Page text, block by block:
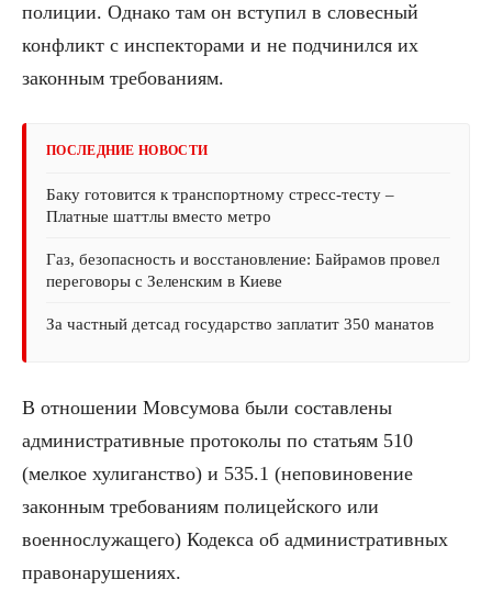
полиции. Однако там он вступил в словесный
конфликт с инспекторами и не подчинился их
законным требованиям.
ПОСЛЕДНИЕ НОВОСТИ
Баку готовится к транспортному стресс-тесту –
Платные шаттлы вместо метро
Газ, безопасность и восстановление: Байрамов провел
переговоры с Зеленским в Киеве
За частный детсад государство заплатит 350 манатов
В отношении Мовсумова были составлены
административные протоколы по статьям 510
(мелкое хулиганство) и 535.1 (неповиновение
законным требованиям полицейского или
военнослужащего) Кодекса об административных
правонарушениях.